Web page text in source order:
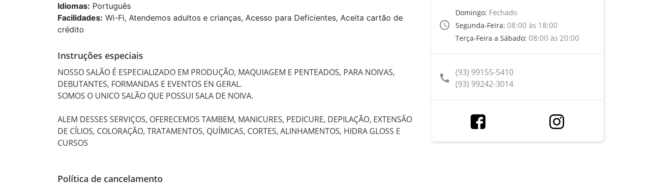
Idiomas: Português
Facilidades: Wi-Fi, Atendemos adultos e crianças, Acesso para Deficientes, Aceita cartão de
crédito
Instruções especiais
NOSSO SALÃO É ESPECIALIZADO EM PRODUÇÃO, MAQUIAGEM E PENTEADOS, PARA NOIVAS,
DEBUTANTES, FORMANDAS E EVENTOS EN GERAL.
SOMOS O UNICO SALÃO QUE POSSUI SALA DE NOIVA.
ALEM DESSES SERVIÇOS, OFERECEMOS TAMBEM, MANICURES, PEDICURE, DEPILAÇÃO, EXTENSÃO
DE CÍLIOS, COLORAÇÃO, TRATAMENTOS, QUÍMICAS, CORTES, ALINHAMENTOS, HIDRA GLOSS E
CURSOS
Política de cancelamento
access_time
Domingo: Fechado
Segunda-Feira: 08:00 às 18:00
Terça-Feira a Sábado: 08:00 às 20:00
call (93) 99155-5410
(93) 99242-3014